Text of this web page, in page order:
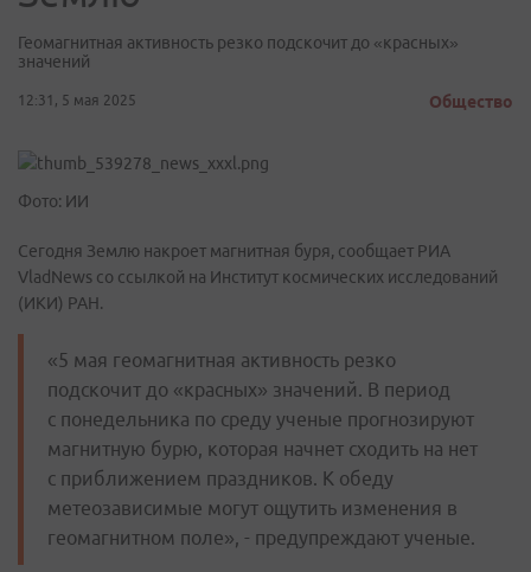
Геомагнитная активность резко подскочит до «красных»
значений
12:31, 5 мая 2025 Общество
Фото: ИИ
Сегодня Землю накроет магнитная буря, сообщает РИА
VladNews со ссылкой на Институт космических исследований
(ИКИ) РАН.
«5 мая геомагнитная активность резко
подскочит до «красных» значений. В период
с понедельника по среду ученые прогнозируют
магнитную бурю, которая начнет сходить на нет
с приближением праздников. К обеду
метеозависимые могут ощутить изменения в
геомагнитном поле», - предупреждают ученые.